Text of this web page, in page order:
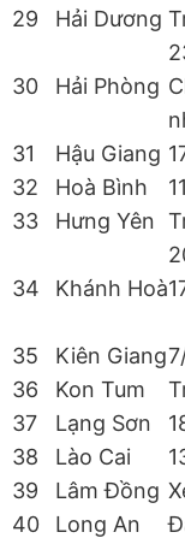
29
Hải Dương
30 Hải Phòng
31 Hậu Giang
32
Hoà Bình
33
Hưng Yên
34 Khánh Hoà
35 Kiên Giang
36
Kon Tum
37
Lạng Sơn
38
Lào Cai
39
Lâm Đồng
40
Long An